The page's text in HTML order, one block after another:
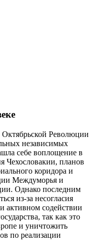
Революции
независимых
себе воплощение в
Чехословакии, планов
коридора и
Междуморья и
Однако последним
из-за несогласия
активном содействии
так как это
и уничтожить
по реализации